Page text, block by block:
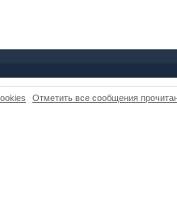
Отметить все сообщения